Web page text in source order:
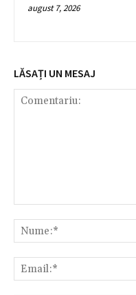
august 7, 2026
LĂSAȚI UN MESAJ